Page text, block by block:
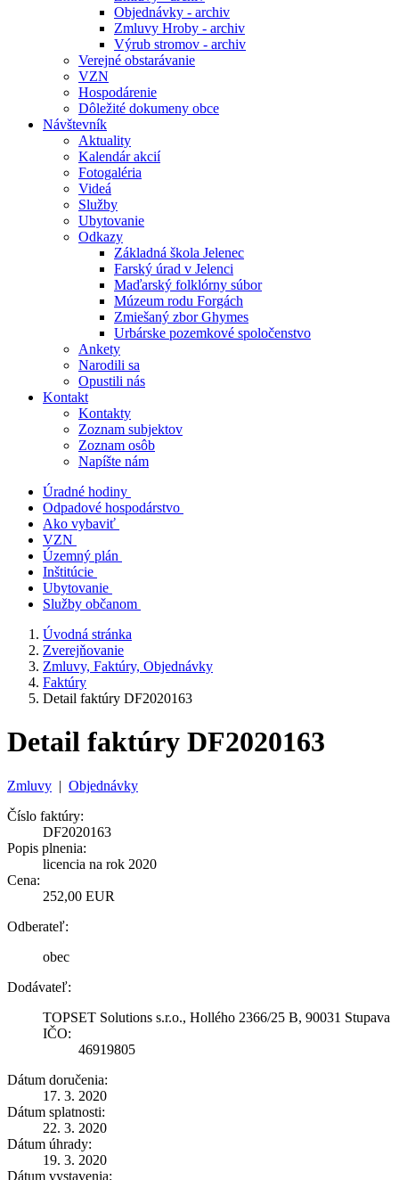
Objednávky - archiv
Zmluvy Hroby - archiv
Výrub stromov - archiv
Verejné obstarávanie
VZN
Hospodárenie
Dôležité dokumeny obce
Návštevník
Aktuality
Kalendár akcií
Fotogaléria
Videá
Služby
Ubytovanie
Odkazy
Základná škola Jelenec
Farský úrad v Jelenci
Maďarský folklórny súbor
Múzeum rodu Forgách
Zmiešaný zbor Ghymes
Urbárske pozemkové spoločenstvo
Ankety
Narodili sa
Opustili nás
Kontakt
Kontakty
Zoznam subjektov
Zoznam osôb
Napíšte nám
Úradné hodiny
Odpadové hospodárstvo
Ako vybaviť
VZN
Územný plán
Inštitúcie
Ubytovanie
Služby občanom
Úvodná stránka
Zverejňovanie
Zmluvy, Faktúry, Objednávky
Faktúry
Detail faktúry DF2020163
Detail faktúry DF2020163
Zmluvy | Objednávky
Číslo faktúry:
DF2020163
Popis plnenia:
licencia na rok 2020
Cena:
252,00 EUR
Odberateľ:
obec
Dodávateľ:
TOPSET Solutions s.r.o., Hollého 2366/25 B, 90031 Stupava
IČO:
46919805
Dátum doručenia:
17. 3. 2020
Dátum splatnosti:
22. 3. 2020
Dátum úhrady:
19. 3. 2020
Dátum vystavenia: